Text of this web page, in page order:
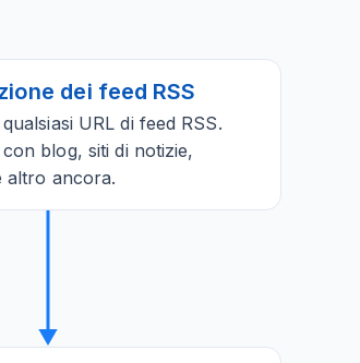
dei feed RSS
URL di feed RSS.
blog, siti di notizie,
altro ancora.